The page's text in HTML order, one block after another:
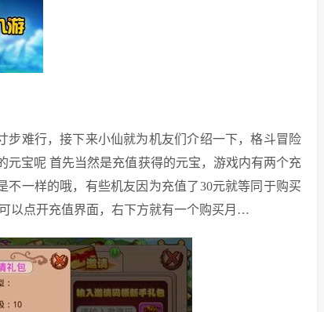
难行，接下来小仙就为机友们介绍一下，格斗冒险
宝呢 首先当然是充值获得的元宝，游戏内有两个充
一样的哦，有些机友因为充值了30元就等同于购买
以点开充值界面，右下方就有一个购买月…